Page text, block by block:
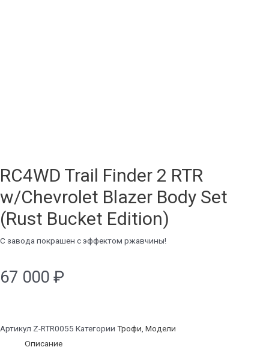
RC4WD Trail Finder 2 RTR
w/Chevrolet Blazer Body Set
(Rust Bucket Edition)
С завода покрашен с эффектом ржавчины!
67 000 ₽
Артикул Z-RTR0055 Категории Трофи, Модели
Описание